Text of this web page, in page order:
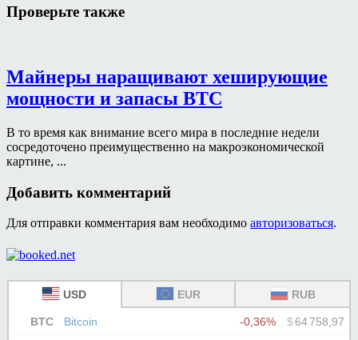
Проверьте также
Майнеры наращивают хеширующие
мощности и запасы BTC
В то время как внимание всего мира в последние недели
сосредоточено преимущественно на макроэкономической
картине, ...
Добавить комментарий
Для отправки комментария вам необходимо авторизоваться.